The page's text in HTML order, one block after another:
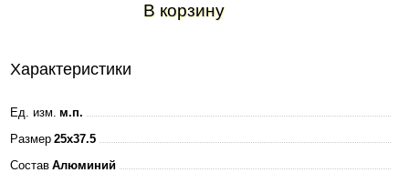
В корзину
Характеристики
Ед. изм. м.п.
Размер 25x37.5
Состав Алюминий